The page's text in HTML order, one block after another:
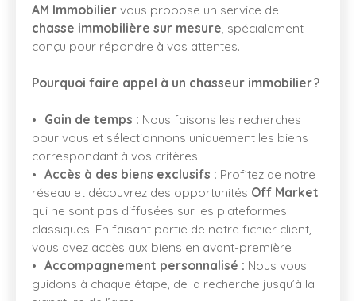
AM Immobilier vous propose un service de
chasse immobilière sur mesure , spécialement
conçu pour répondre à vos attentes.
Pourquoi faire appel à un chasseur immobilier ?
Gain de temps : Nous faisons les recherches
pour vous et sélectionnons uniquement les biens
correspondant à vos critères.
Accès à des biens exclusifs : Profitez de notre
réseau et découvrez des opportunités Off Market
qui ne sont pas diffusées sur les plateformes
classiques. En faisant partie de notre fichier client,
vous avez accès aux biens en avant-première !
Accompagnement personnalisé : Nous vous
guidons à chaque étape, de la recherche jusqu’à la